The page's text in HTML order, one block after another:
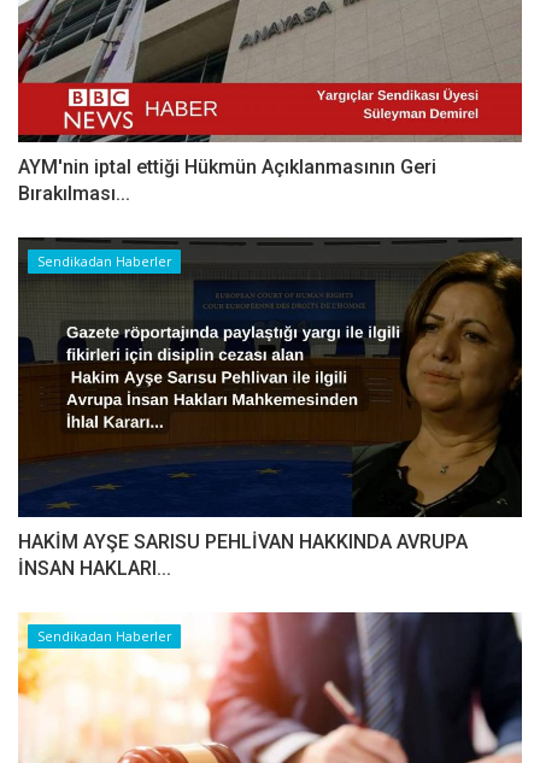
AYM'nin iptal ettiği Hükmün Açıklanmasının Geri
Bırakılması...
Sendikadan Haberler
HAKİM AYŞE SARISU PEHLİVAN HAKKINDA AVRUPA
İNSAN HAKLARI...
Sendikadan Haberler